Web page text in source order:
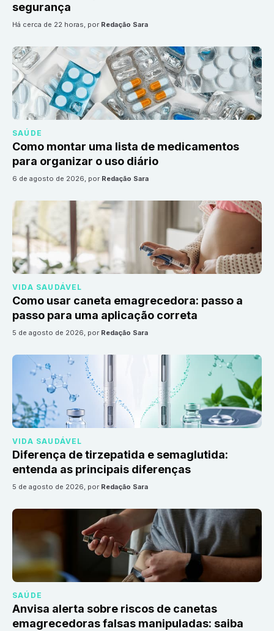
segurança
há cerca de 22 horas, por Redação Sara
SAÚDE
Como montar uma lista de medicamentos
para organizar o uso diário
6 de agosto de 2026, por Redação Sara
VIDA SAUDÁVEL
Como usar caneta emagrecedora: passo a
passo para uma aplicação correta
5 de agosto de 2026, por Redação Sara
VIDA SAUDÁVEL
Diferença de tirzepatida e semaglutida:
entenda as principais diferenças
5 de agosto de 2026, por Redação Sara
SAÚDE
Anvisa alerta sobre riscos de canetas
emagrecedoras falsas manipuladas: saiba